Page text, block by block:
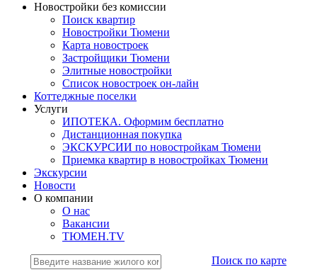
Новостройки без комиссии
Поиск квартир
Новостройки Тюмени
Карта новостроек
Застройщики Тюмени
Элитные новостройки
Список новостроек он-лайн
Коттеджные поселки
Услуги
ИПОТЕКА. Оформим бесплатно
Дистанционная покупка
ЭКСКУРСИИ по новостройкам Тюмени
Приемка квартир в новостройках Тюмени
Экскурсии
Новости
О компании
О нас
Вакансии
ТЮМЕН.TV
Поиск по карте